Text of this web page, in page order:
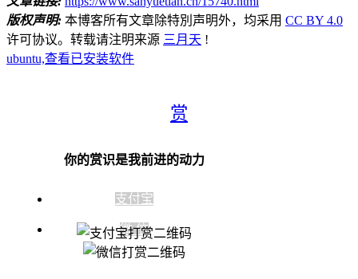
版权声明: 本博客所有文章除特別声明外，均采用 CC BY 4.0
许可协议。转载请注明来源 三月天 !
ubuntu,查看已安装软件
赏
你的赏识是我前进的动力
支付宝
微 信